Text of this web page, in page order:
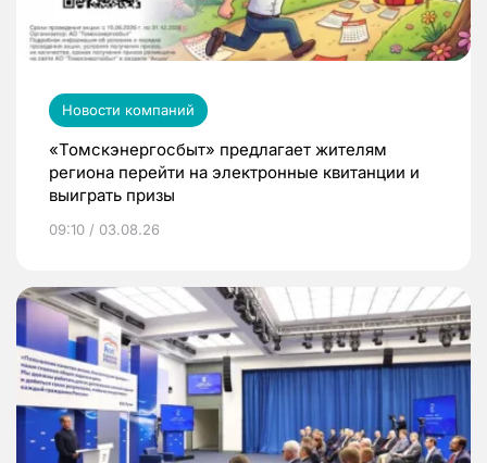
Новости компаний
«Томскэнергосбыт» предлагает жителям
региона перейти на электронные квитанции и
выиграть призы
09:10 / 03.08.26